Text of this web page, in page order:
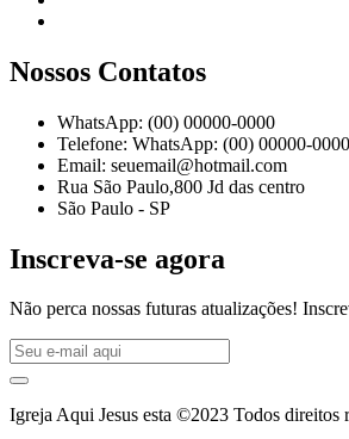
Nossos Contatos
WhatsApp: (00) 00000-0000
Telefone: WhatsApp: (00) 00000-0000
Email: seuemail@hotmail.com
Rua São Paulo,800 Jd das centro
São Paulo - SP
Inscreva-se agora
Não perca nossas futuras atualizações!
Igreja Aqui Jesus esta ©2023 Todos direitos